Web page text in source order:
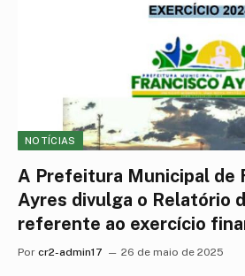
NOTÍCIAS
A Prefeitura Municipal de
Ayres divulga o Relatório
referente ao exercício
Por cr2-admin17 26 de maio de 2025